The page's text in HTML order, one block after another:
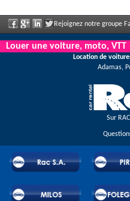
Rejoignez notre groupe
nous votre commentaire et profitez de
Louer une voiture, moto, VTT
Location de
Adamas,
Sur